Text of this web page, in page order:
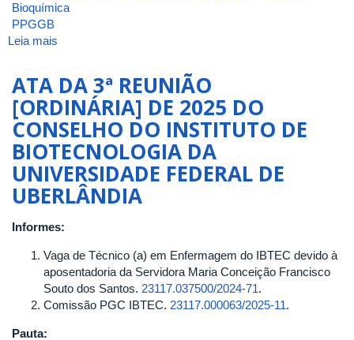
Bioquímica
PPGGB
Leia mais
Pessoal
UFU
Nº
5665,
de
25
de
agosto
de
ATA DA 3ª REUNIÃO
[ORDINÁRIA] DE 2025 DO
CONSELHO DO INSTITUTO DE
BIOTECNOLOGIA DA
UNIVERSIDADE FEDERAL DE
UBERLÂNDIA
Informes:
Vaga de Técnico (a) em Enfermagem do IBTEC devido à
aposentadoria da Servidora Maria Conceição Francisco
Souto dos Santos. 23117.037500/2024-71.
Comissão PGC IBTEC. 23117.000063/2025-11.
Pauta: